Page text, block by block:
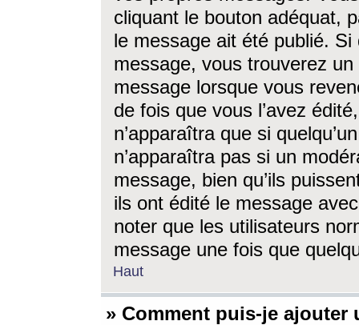
cliquant le bouton adéquat,
le message ait été publié. Si
message, vous trouverez
message lorsque vous
de fois que vous l’avez
n’apparaîtra que si
n’apparaîtra pas si un
message, bien qu’ils
ils ont édité le message
noter que les utilisateurs
message une fois que
Haut
» Comment puis-je ajouter